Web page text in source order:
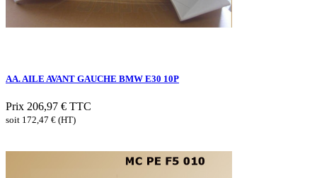
AA. AILE AVANT GAUCHE BMW E30 10P
Prix 206,97 € TTC
soit 172,47 € (HT)